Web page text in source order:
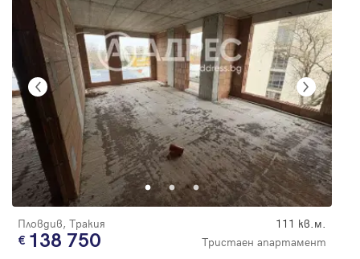
Пловдив, Тракия 111 кв.м.
138 750 Тристаен апартамент